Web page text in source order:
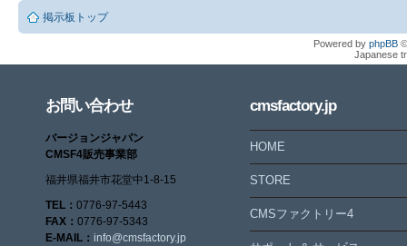
掲示板トップ
Powered by phpBB
Japanese
お問い合わせ
バージョンジャパン
CMSF4販売事業部
福井県福井市花堂中1-8-15
TEL： 0776-97-5443
FAX： 0776-97-5343
E-MAIL： info@cmsfactory.jp
cmsfactory.jp
HOME
STORE
CMSファクトリー4